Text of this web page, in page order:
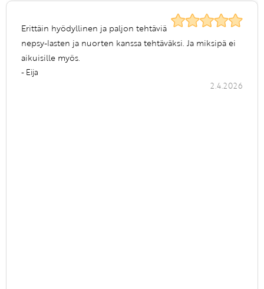
Erittäin hyödyllinen ja paljon tehtäviä
nepsy-lasten ja nuorten kanssa tehtäväksi. Ja miksipä ei
aikuisille myös.
- Eija
2.4.2026